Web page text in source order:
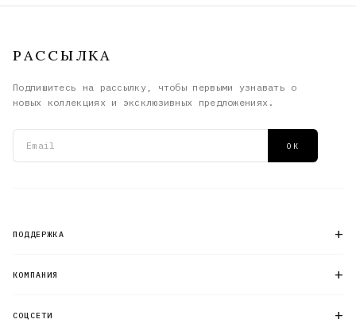
РАССЫЛКА
Подпишитесь на рассылку, чтобы первыми узнавать о
новых коллекциях и эксклюзивных предложениях.
Email адрес
ОК
ПОДДЕРЖКА +
КОМПАНИЯ +
СОЦСЕТИ +